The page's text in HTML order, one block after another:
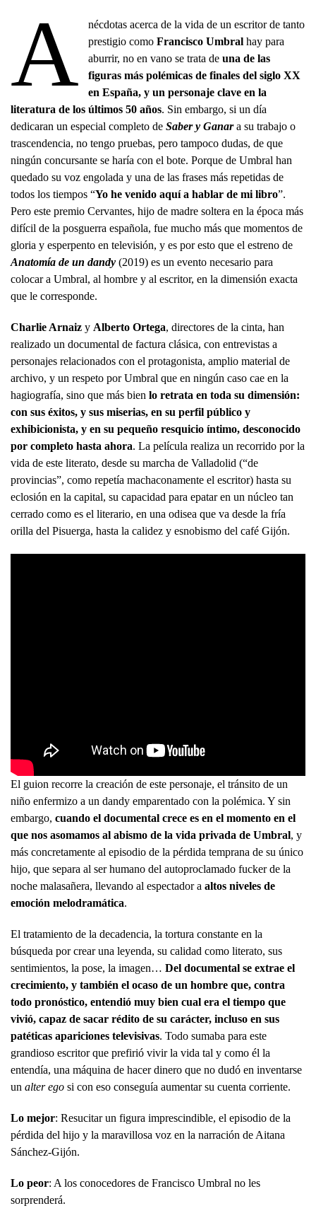
A
nécdotas acerca de la vida de un escritor de tanto
prestigio comoFrancisco Umbral hay para
aburrir, no en vano se trata deuna de las
figuras más polémicas de finales del siglo XX
en España, y un personaje clave en la
literatura de los últimos 50 años. Sin embargo, si un día
dedicaran un especial completo de Saber y Ganara su trabajo o
trascendencia, no tengo pruebas, pero tampoco dudas, de que
ningún concursante se haría con el bote. Porque de Umbral han
quedado su voz engolada y una de las frases más repetidas de
todos los tiempos “Yo he venido aquí a hablar de mi libro”.
Pero este premio Cervantes, hijo de madre soltera en la época más
difícil de la posguerra española, fue mucho más que momentos de
gloria y esperpento en televisión, y es por esto que el estreno de
Anatomía de un dandy (2019) es un evento necesario para
colocar a Umbral, al hombre y al escritor, en la dimensión exacta
que le corresponde.
Charlie Arnaiz y Alberto Ortega, directores de la cinta, han
realizado un documental de factura clásica, con entrevistas a
personajes relacionados con el protagonista, amplio material de
archivo, y un respeto por Umbral que en ningún caso cae en la
hagiografía, sino que más bien lo retrata en toda su dimensión:
con sus éxitos, y sus miserias, en su perfil público y
exhibicionista, y en su pequeño resquicio íntimo, desconocido
por completo hasta ahora. La película realiza un recorrido por la
vida de este literato, desde su marcha de Valladolid (“de
provincias”, como repetía machaconamente el escritor) hasta su
eclosión en la capital, su capacidad para epatar en un núcleo tan
cerrado como es el literario, en una odisea que va desde la fría
orilla del Pisuerga, hasta la calidez y esnobismo del café Gijón.
El guion recorre la creación de este personaje, el tránsito de un
niño enfermizo a un dandy emparentado con la polémica. Y sin
embargo, cuando el documental crece es en el momento en el
que nos asomamos al abismo de la vida privada de Umbral, y
más concretamente al episodio de la pérdida temprana de su único
hijo, que separa al ser humano del autoproclamado fucker de la
noche malasañera, llevando al espectador a altos niveles de
emoción melodramática.
El tratamiento de la decadencia, la tortura constante en la
búsqueda por crear una leyenda, su calidad como literato, sus
sentimientos, la pose, la imagen… Del documental se extrae el
crecimiento, y también el ocaso de un hombre que, contra
todo pronóstico, entendió muy bien cual era el tiempo que
vivió, capaz de sacar rédito de su carácter, incluso en sus
patéticas apariciones televisivas. Todo sumaba para este
grandioso escritor que prefirió vivir la vida tal y como él la
entendía, una máquina de hacer dinero que no dudó en inventarse
un alter ego si con eso conseguía aumentar su cuenta corriente.
Lo mejor: Resucitar un figura imprescindible, el episodio de la
pérdida del hijo y la maravillosa voz en la narración de Aitana
Sánchez-Gijón.
Lo peor: A los conocedores de Francisco Umbral no les
sorprenderá.